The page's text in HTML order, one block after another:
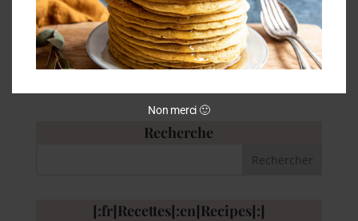
tout simplement magique! Lorsqu’on le
découpe, un joli sapin apparaît au centre! C’est
un peu le gâteau qui rend la fête de Noël
Recherche
[:fr]Recettes[:en]Recipes[:]
Non merci 🙂